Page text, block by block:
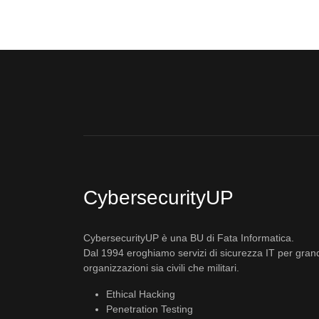
CybersecurityUP
CybersecurityUP è una BU di Fata Informatica.
Dal 1994 eroghiamo servizi di sicurezza IT per
organizzazioni sia civili che militari.
Ethical Hacking
Penetration Testing